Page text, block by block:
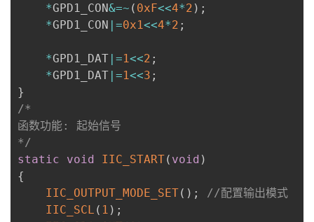
*GPD1_CON&=~ ( 0xF<<4*2 ) ;
*GPD1_CON |=0x1<<4*2 ;
*GPD1_DAT |=1<<2 ;
*GPD1_DAT |=1<<3 ;
}
/*
函数功能: 起始信号
*/
static
void IIC_START( void )
{
IIC_OUTPUT_MODE_SET( ) ;
//配置输出模式
IIC_SCL ( 1 ) ;